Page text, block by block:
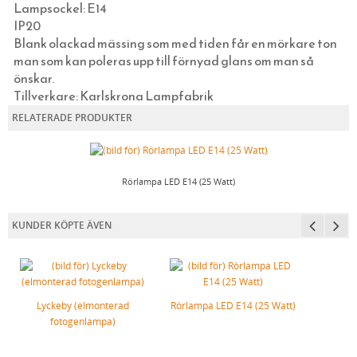
HATTAR OCH HUVUDBONADER
SKOSNÖREN, SKOKRÄM, INLÄGGSSULOR
SCARFAR, BANDANAS OCH FLUGOR
STRUMPOR
MORGONROCKAR OCH NATTKLÄDER
JUGENDLAMPOR (TAK, VÄGG & BORD)
SKOMAKARLAMPOR
SPELBORDSLAMPOR
TAKLAMPOR I PORSLIN & BAKELIT
BORDSLAMPOR
ELMONTERADE FOTOGENLAMPOR
SPOTLIGHTS I KLASSISK STIL
STALLYKTOR
GLASBRUKSLYKTOR
STRÖMBRYTARE OCH ELUTTAG (RETRO)
VIT BAKELIT INFÄLLT MONTAGE
TVINNAD SLADD & ISOLATORER
FOTOGEN & STEARIN
Lampsockel: E14
IP20
Blank olackad mässing som med tiden får en mörkare ton
man som kan poleras upp till förnyad glans om man så
önskar.
Tillverkare: Karlskrona Lampfabrik
RELATERADE PRODUKTER
Rörlampa LED E14 (25 Watt)
KUNDER KÖPTE ÄVEN
Lyckeby (elmonterad
fotogenlampa)
Rörlampa LED E14 (25 Watt)